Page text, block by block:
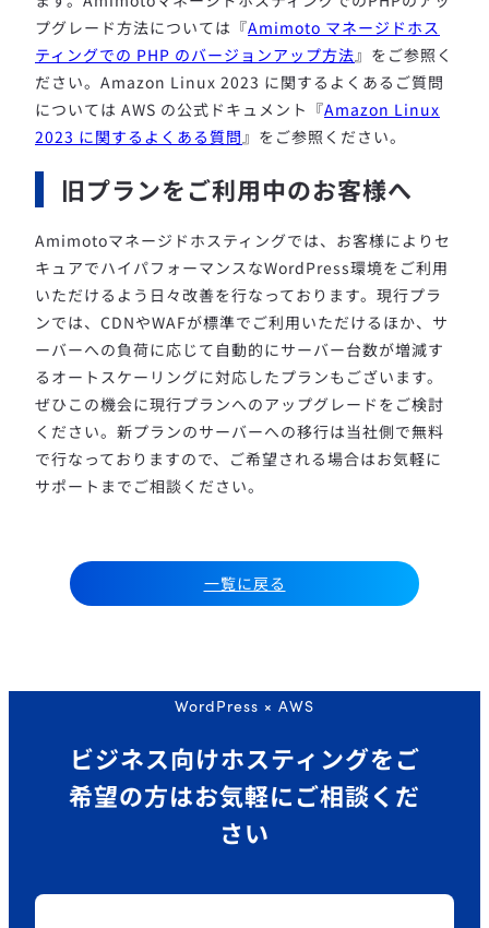
プグレード方法については『Amimoto マネージドホス
ティングでの PHP のバージョンアップ方法』をご参照く
ださい。 Amazon Linux 2023 に関するよくあるご質問
については AWS の公式ドキュメント『Amazon Linux
2023 に関するよくある質問』をご参照ください。
旧プランをご利用中のお客様へ
Amimotoマネージドホスティングでは、お客様によりセ
キュアでハイパフォーマンスなWordPress環境をご利用
いただけるよう日々改善を行なっております。 現行プラ
ンでは、CDNやWAFが標準でご利用いただけるほか、サ
ーバーへの負荷に応じて自動的にサーバー台数が増減す
るオートスケーリングに対応したプランもございます。
ぜひこの機会に現行プランへのアップグレードをご検討
ください。 新プランのサーバーへの移行は当社側で無料
で行なっておりますので、ご希望される場合はお気軽に
サポートまでご相談ください。
一覧に戻る
WordPress × AWS
ビジネス向けホスティングをご
希望の方はお気軽にご相談くだ
さい